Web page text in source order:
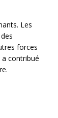
Les
forces
a contribué